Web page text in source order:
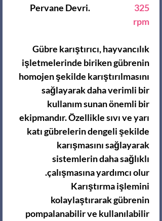
Pervane Devri. 325
rpm
Gübre karıştırıcı, hayvancılık
işletmelerinde biriken gübrenin
homojen şekilde karıştırılmasını
sağlayarak daha verimli bir
kullanım sunan önemli bir
ekipmandır. Özellikle sıvı ve yarı
katı gübrelerin dengeli şekilde
karışmasını sağlayarak
sistemlerin daha sağlıklı
çalışmasına yardımcı olur.
Karıştırma işlemini
kolaylaştırarak gübrenin
pompalanabilir ve kullanılabilir